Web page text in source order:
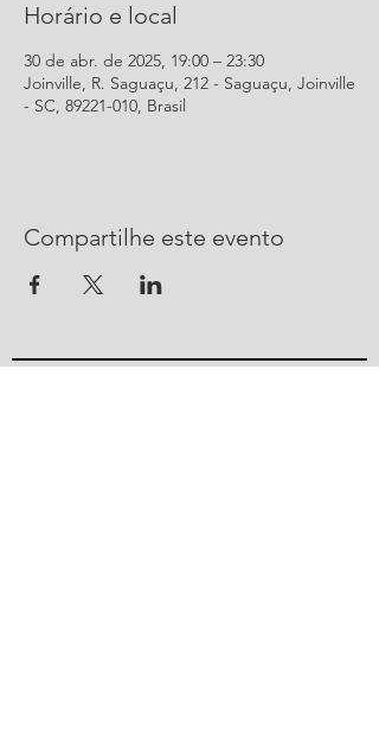
Horário e local
30 de abr. de 2025, 19:00 – 23:30
Joinville, R. Saguaçu, 212 - Saguaçu, Joinville
- SC, 89221-010, Brasil
Compartilhe este evento